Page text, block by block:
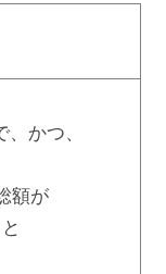
かつ、
額が